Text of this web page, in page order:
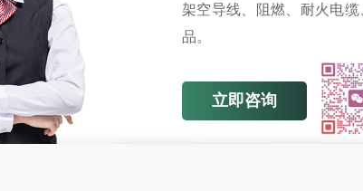
架空导线、阻燃、耐火电
品。
立即咨询